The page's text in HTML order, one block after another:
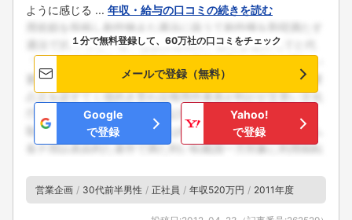
ように感じる ... 年収・給与の口コミの続きを読む
１分で無料登録して、60万社の口コミをチェック
メールで登録（無料）
Google
で登録
Yahoo!
で登録
営業企画 30代前半男性 正社員 年収520万円 2011年度